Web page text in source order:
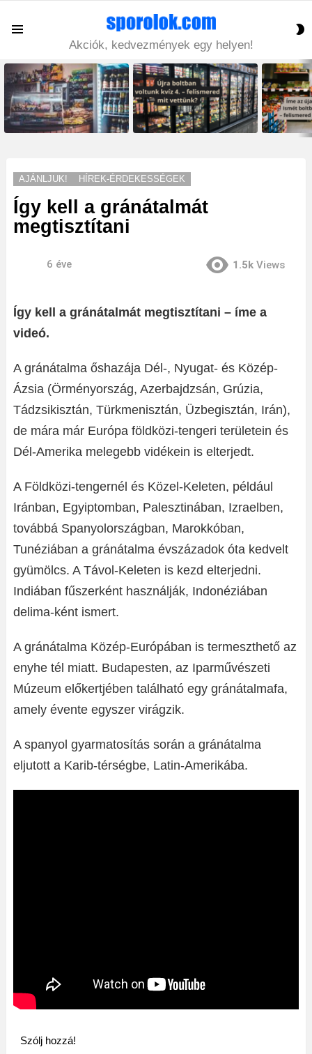
Akciók, kedvezmények egy helyen!
LATEST
STORIES
AJÁNLJUK! HÍREK-ÉRDEKESSÉGEK
Így kell a gránátalmát
megtisztítani
6 éve 1.5k Views
Így kell a gránátalmát megtisztítani – íme a
videó.
A gránátalma őshazája Dél-, Nyugat- és Közép-
Ázsia (Örményország, Azerbajdzsán, Grúzia,
Tádzsikisztán, Türkmenisztán, Üzbegisztán, Irán),
de mára már Európa földközi-tengeri területein és
Dél-Amerika melegebb vidékein is elterjedt.
A Földközi-tengernél és Közel-Keleten, például
Iránban, Egyiptomban, Palesztinában, Izraelben,
továbbá Spanyolországban, Marokkóban,
Tunéziában a gránátalma évszázadok óta kedvelt
gyümölcs. A Távol-Keleten is kezd elterjedni.
Indiában fűszerként használják, Indonéziában
delima-ként ismert.
A gránátalma Közép-Európában is termeszthető az
enyhe tél miatt. Budapesten, az Iparművészeti
Múzeum előkertjében található egy gránátalmafa,
amely évente egyszer virágzik.
A spanyol gyarmatosítás során a gránátalma
eljutott a Karib-térségbe, Latin-Amerikába.
Szólj hozzá!